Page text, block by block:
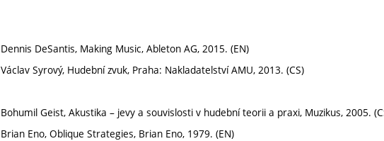
Dennis DeSantis, Making Music, Ableton AG, 2015. (EN)
Václav Syrový, Hudební zvuk, Praha: Nakladatelství AMU, 2013. (CS)
Bohumil Geist, Akustika – jevy a souvislosti v hudební teorii a praxi, Muzikus, 2005.
Brian Eno, Oblique Strategies, Brian Eno, 1979. (EN)